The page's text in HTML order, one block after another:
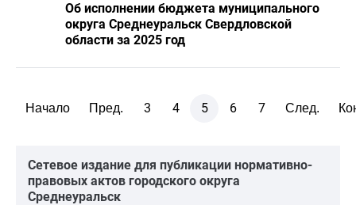
Об исполнении бюджета муниципального
округа Среднеуральск Свердловской
области за 2025 год
Начало Пред. 3 4 5 6 7 След.
Cетевое издание для публикации нормативно-
правовых актов городского округа
Среднеуральск